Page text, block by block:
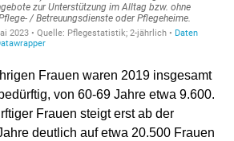
Frauen waren 2019 insgesamt
von 60-69 Jahre etwa 9.600.
Frauen steigt erst ab der
deutlich auf etwa 20.500 Frauen